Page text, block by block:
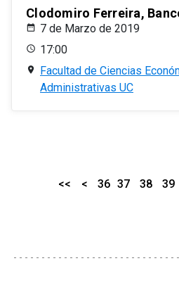
Clodomiro Ferreira,
7 de Marzo de 2019
17:00
Facultad de Ciencias
Administrativas UC
<< < 36 37 38 39